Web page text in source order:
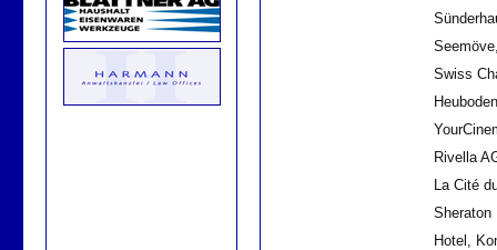
Swiss
Rivella
La Cité
Sheraton
Hotel,